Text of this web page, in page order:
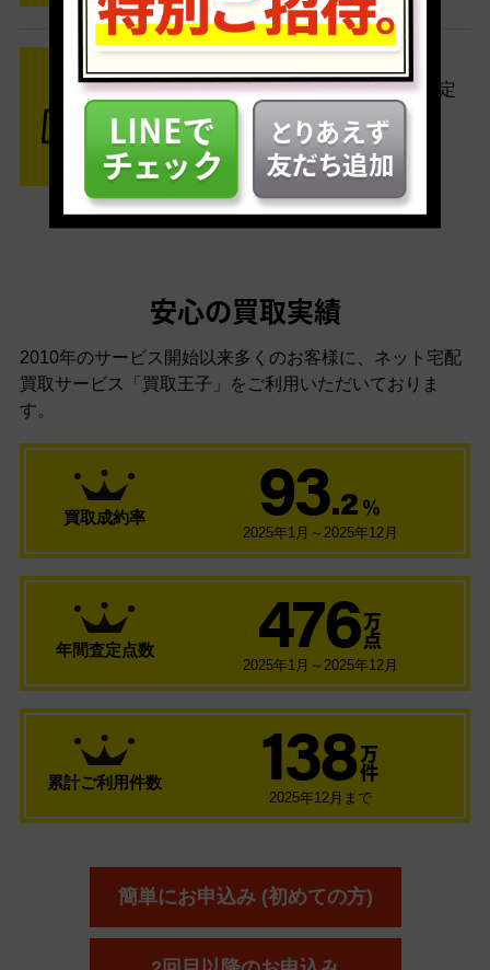
STEP3 ご入金
査定結果はメールでお知らせ。査定
結果がOKなら金額をお支払い！
安心の買取実績
2010年のサービス開始以来多くのお客様に、 ネット宅配
買取サービス「買取王子」をご利用いただいておりま
す。
買取成約率 93.2 ％
2025年1月～2025年12月
年間査定点数 476 万
点
2025年1月～2025年12月
累計ご利用件数 138 万
件
2025年12月まで
簡単にお申込み (初めての方)